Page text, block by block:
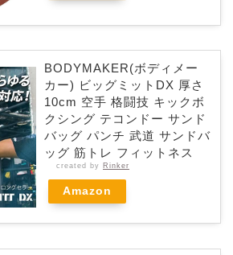
BODYMAKER(ボディメー
カー) ビッグミットDX 厚さ
10cm 空手 格闘技 キックボ
クシング テコンドー サンド
バッグ パンチ 武道 サンドバ
ッグ 筋トレ フィットネス
created by Rinker
Amazon